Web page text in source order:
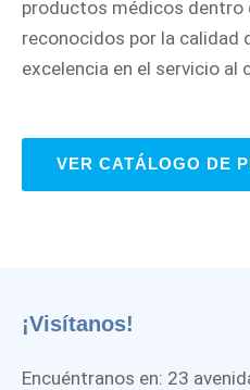
productos médicos dentro
reconocidos por la calidad
excelencia en el servicio al
VER CATÁLOGO DE
¡Visítanos!
Encuéntranos en: 23